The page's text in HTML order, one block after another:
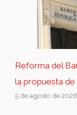
Reforma del
la propuesta de
5 de agosto de 2026